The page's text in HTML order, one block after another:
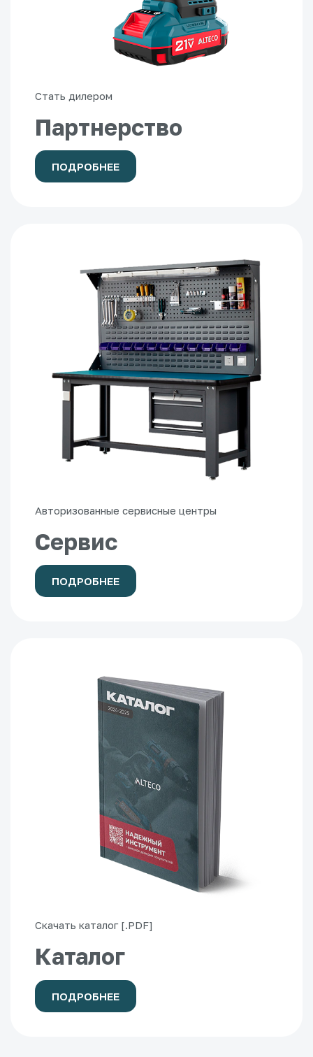
Стать дилером
Партнерство
ПОДРОБНЕЕ
Авторизованные сервисные центры
Сервис
ПОДРОБНЕЕ
Скачать каталог [.PDF]
Каталог
ПОДРОБНЕЕ